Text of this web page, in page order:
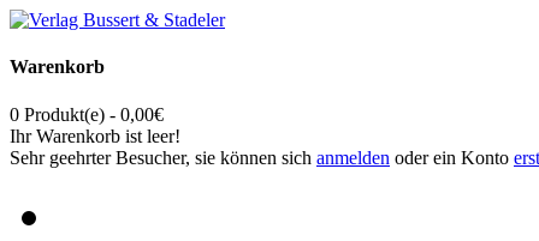
Warenkorb
0 Produkt(e) - 0,00€
Ihr Warenkorb ist leer!
Sehr geehrter Besucher, sie können sich anmelden oder ein Konto